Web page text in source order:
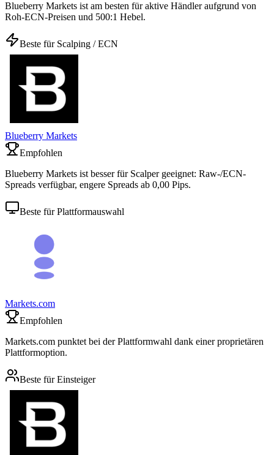
Blueberry Markets ist am besten für aktive Händler aufgrund von
Roh-ECN-Preisen und 500:1 Hebel.
Beste für Scalping / ECN
Blueberry Markets
Empfohlen
Blueberry Markets ist besser für Scalper geeignet: Raw-/ECN-
Spreads verfügbar, engere Spreads ab 0,00 Pips.
Beste für Plattformauswahl
Markets.com
Empfohlen
Markets.com punktet bei der Plattformwahl dank einer proprietären
Plattformoption.
Beste für Einsteiger